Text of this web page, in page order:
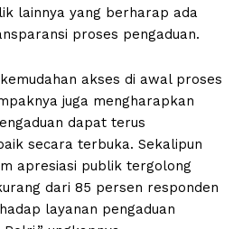
lainnya yang berharap ada
proses pengaduan.
akses di awal proses
juga mengharapkan
dapat terus
secara terbuka. Sekalipun
apresiasi publik tergolong
dari 85 persen responden
layanan pengaduan